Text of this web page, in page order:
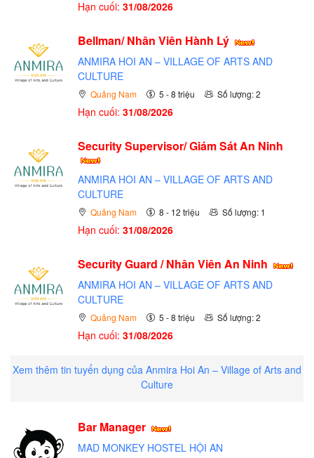
Hạn cuối: 31/08/2026
Bellman/ Nhân Viên Hành Lý
ANMIRA HOI AN – VILLAGE OF ARTS AND
CULTURE
Quảng Nam 5 - 8 triệu Số lượng: 2
Hạn cuối: 31/08/2026
Security Supervisor/ Giám Sát An Ninh
ANMIRA HOI AN – VILLAGE OF ARTS AND
CULTURE
Quảng Nam 8 - 12 triệu Số lượng: 1
Hạn cuối: 31/08/2026
Security Guard / Nhân Viên An Ninh
ANMIRA HOI AN – VILLAGE OF ARTS AND
CULTURE
Quảng Nam 5 - 8 triệu Số lượng: 2
Hạn cuối: 31/08/2026
Xem thêm tin tuyển dụng của Anmira Hoi An – Village of Arts and
Culture
Bar Manager
MAD MONKEY HOSTEL HỘI AN